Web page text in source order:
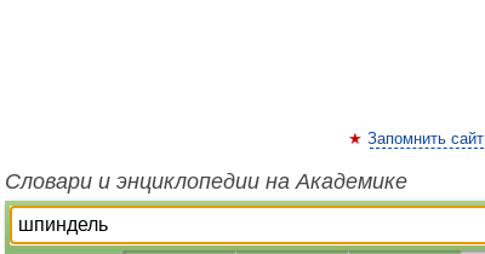
Запомнить сайт
Словари и энциклопедии на Академике